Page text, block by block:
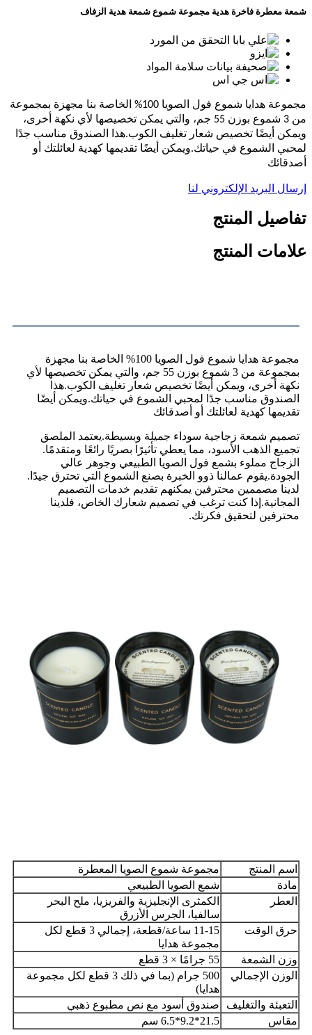
شمعة معطرة فاخرة هدية مجموعة شموع شمعة هدية الزفاف
مجموعة هدايا شموع فول الصويا 100% الخاصة بنا مجهزة بمجموعة
من 3 شموع بوزن 55 جم، والتي يمكن تخصيصها لأي نكهة أخرى،
ويمكن أيضًا تخصيص شعار تغليف الكوب.هذا الصندوق مناسب جدًا
لمحبي الشموع في حياتك.ويمكن أيضًا تقديمها كهدية لعائلتك أو
أصدقائك
إرسال البريد الإلكتروني لنا
تفاصيل المنتج
علامات المنتج
مجموعة هدايا شموع فول الصويا 100% الخاصة بنا مجهزة
بمجموعة من 3 شموع بوزن 55 جم، والتي يمكن تخصيصها لأي
نكهة أخرى، ويمكن أيضًا تخصيص شعار تغليف الكوب.هذا
الصندوق مناسب جدًا لمحبي الشموع في حياتك.ويمكن أيضًا
تقديمها كهدية لعائلتك أو أصدقائك
تصميم شمعة زجاجية سوداء جميلة وبسيطة.يعتمد الملصق
تجميع الذهب الأسود، مما يعطي تأثيرًا بصريًا رائعًا ومتقدمًا.
الزجاج مملوء بشمع فول الصويا الطبيعي وجوهر عالي
الجودة.يقوم عمالنا ذوو الخبرة بصنع الشموع التي تحترق جيدًا.
لدينا مصممين محترفين يمكنهم تقديم خدمات التصميم
المجانية.إذا كنت ترغب في تصميم شعارك الخاص، فلدينا
محترفين لتحقيق فكرتك.
اسم المنتج
مجموعة شموع الصويا المعطرة
مادة
شمع الصويا الطبيعي
العطر
الكمثرى الإنجليزية والفريزيا، ملح البحر
سالفيا، الجرس الأزرق
حرق الوقت
11-15 ساعة/قطعة، إجمالي 3 قطع لكل
مجموعة هدايا
وزن الشمعة
55 جرامًا × 3 قطع
الوزن الإجمالي
500 جرام (بما في ذلك 3 قطع لكل مجموعة
هدايا)
التعبئة والتغليف
صندوق أسود مع نص مطبوع ذهبي
مقاس
21.5*9.2*6.5 سم